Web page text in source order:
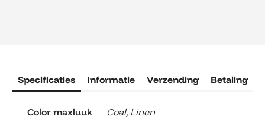
Specificaties Informatie Verzending Betaling
Color maxluuk Coal, Linen